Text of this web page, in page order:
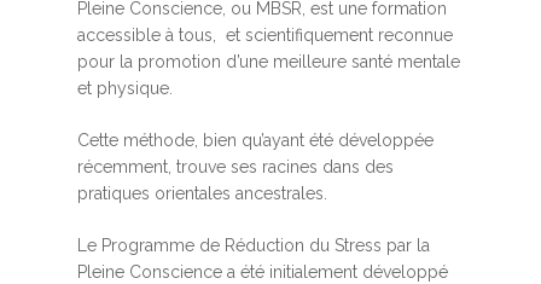
Pleine Conscience, ou MBSR, est une formation
accessible à tous, et scientifiquement reconnue
pour la promotion d’une meilleure santé mentale
et physique.
Cette méthode, bien qu’ayant été développée
récemment, trouve ses racines dans des
pratiques orientales ancestrales.
Le Programme de Réduction du Stress par la
Pleine Conscience a été initialement développé